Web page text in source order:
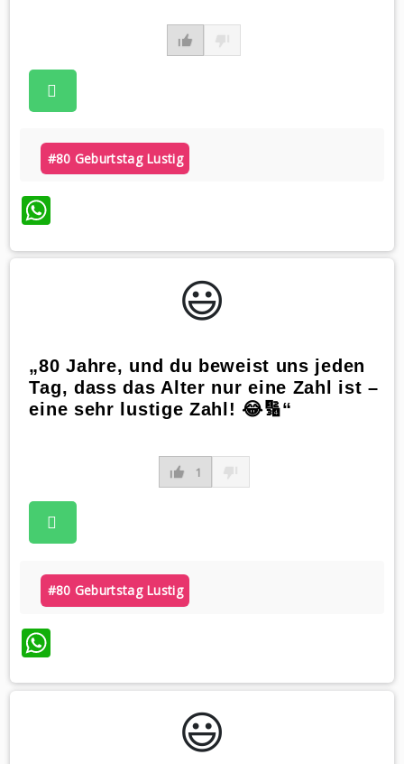
#80 Geburtstag Lustig
WhatsApp
😃️
„80 Jahre, und du beweist uns jeden
Tag, dass das Alter nur eine Zahl ist –
eine sehr lustige Zahl! 😂🔢“
1
#80 Geburtstag Lustig
WhatsApp
😃️